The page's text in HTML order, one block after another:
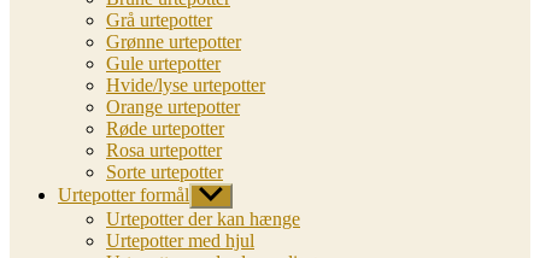
Grå urtepotter
Grønne urtepotter
Gule urtepotter
Hvide/lyse urtepotter
Orange urtepotter
Røde urtepotter
Rosa urtepotter
Sorte urtepotter
Urtepotter formål Vis
undermenu
Urtepotter der kan hænge
Urtepotter med hjul